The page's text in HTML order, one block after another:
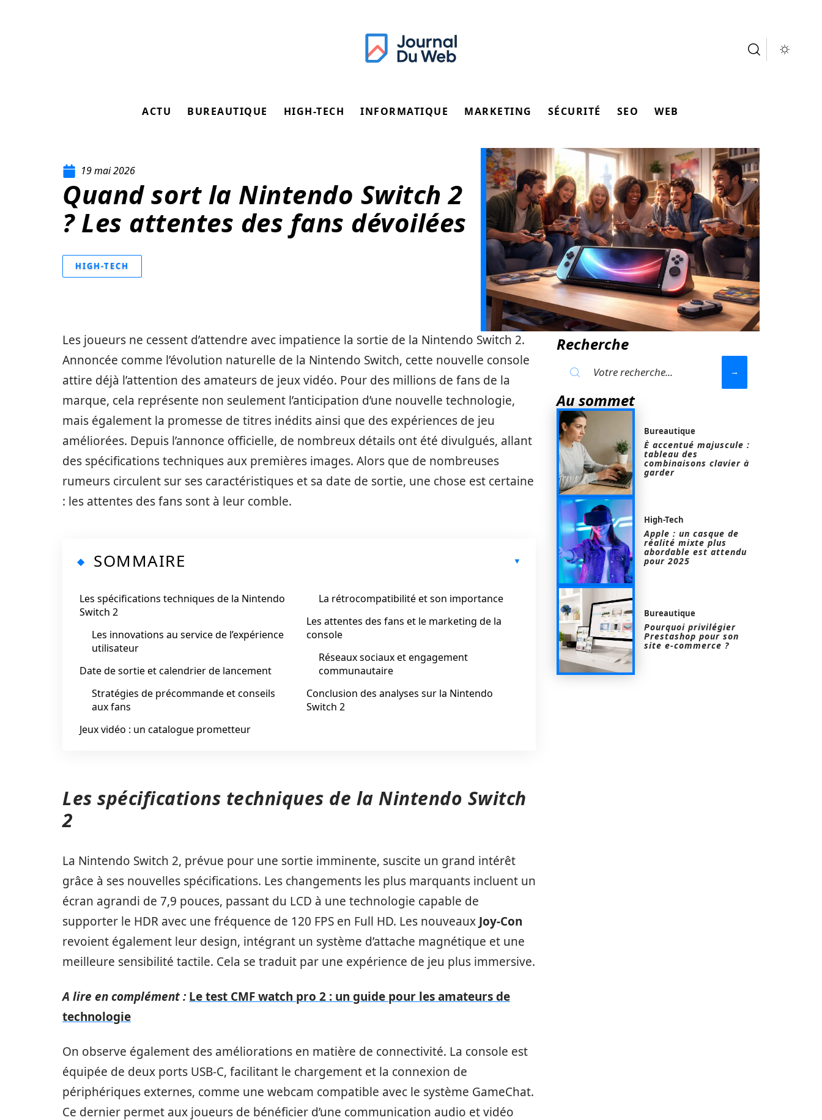
ACTU BUREAUTIQUE HIGH-TECH INFORMATIQUE MARKETING SÉCURITÉ SEO WEB
19 mai 2026
Quand sort la Nintendo Switch 2
? Les attentes des fans dévoilées
HIGH-TECH
Les joueurs ne cessent d’attendre avec impatience la sortie de la Nintendo Switch 2.
Annoncée comme l’évolution naturelle de la Nintendo Switch, cette nouvelle console
attire déjà l’attention des amateurs de jeux vidéo. Pour des millions de fans de la
marque, cela représente non seulement l’anticipation d’une nouvelle technologie,
mais également la promesse de titres inédits ainsi que des expériences de jeu
améliorées. Depuis l’annonce officielle, de nombreux détails ont été divulgués, allant
des spécifications techniques aux premières images. Alors que de nombreuses
rumeurs circulent sur ses caractéristiques et sa date de sortie, une chose est certaine
: les attentes des fans sont à leur comble.
SOMMAIRE
Les spécifications techniques de la Nintendo
Switch 2
Les innovations au service de l’expérience
utilisateur
Date de sortie et calendrier de lancement
Stratégies de précommande et conseils
aux fans
Jeux vidéo : un catalogue prometteur
La rétrocompatibilité et son importance
Les attentes des fans et le marketing de la
console
Réseaux sociaux et engagement
communautaire
Conclusion des analyses sur la Nintendo
Switch 2
Les spécifications techniques de la Nintendo Switch
2
La Nintendo Switch 2, prévue pour une sortie imminente, suscite un grand intérêt
grâce à ses nouvelles spécifications. Les changements les plus marquants incluent un
écran agrandi de 7,9 pouces, passant du LCD à une technologie capable de
supporter le HDR avec une fréquence de 120 FPS en Full HD. Les nouveaux Joy-Con
revoient également leur design, intégrant un système d’attache magnétique et une
meilleure sensibilité tactile. Cela se traduit par une expérience de jeu plus immersive.
A lire en complément : Le test CMF watch pro 2 : un guide pour les amateurs de
technologie
On observe également des améliorations en matière de connectivité. La console est
équipée de deux ports USB-C, facilitant le chargement et la connexion de
périphériques externes, comme une webcam compatible avec le système GameChat.
Ce dernier permet aux joueurs de bénéficier d’une communication audio et vidéo
Recherche
Au sommet
Bureautique
È accentué majuscule :
tableau des
combinaisons clavier à
garder
High-Tech
Apple : un casque de
réalité mixte plus
abordable est attendu
pour 2025
Bureautique
Pourquoi privilégier
Prestashop pour son
site e-commerce ?